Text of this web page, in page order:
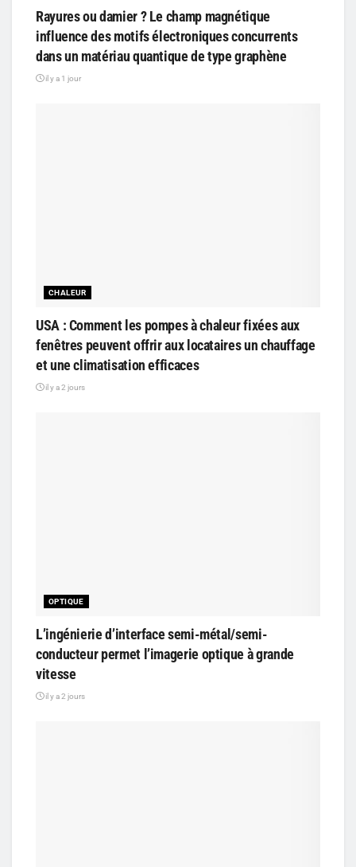
Rayures ou damier ? Le champ magnétique
influence des motifs électroniques concurrents
dans un matériau quantique de type graphène
il y a 1 jour
CHALEUR
USA : Comment les pompes à chaleur fixées aux
fenêtres peuvent offrir aux locataires un chauffage
et une climatisation efficaces
il y a 2 jours
OPTIQUE
L’ingénierie d’interface semi-métal/semi-
conducteur permet l’imagerie optique à grande
vitesse
il y a 2 jours